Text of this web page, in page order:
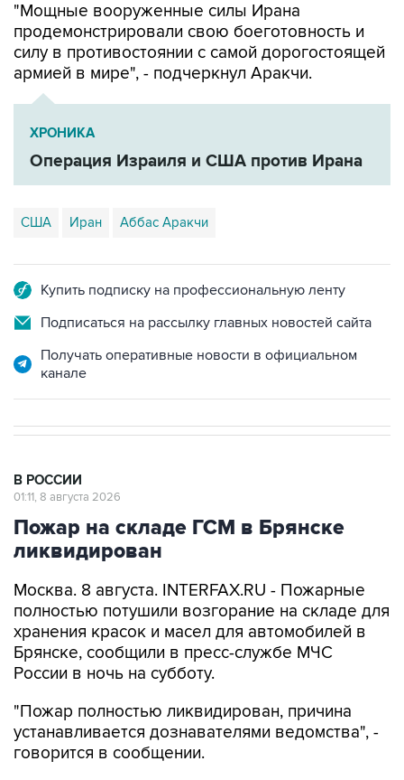
"Мощные вооруженные силы Ирана
продемонстрировали свою боеготовность и
силу в противостоянии с самой дорогостоящей
армией в мире", - подчеркнул Аракчи.
ХРОНИКА
Операция Израиля и США против Ирана
США Иран Аббас Аракчи
Купить подписку на профессиональную ленту
Подписаться на рассылку главных новостей сайта
Получать оперативные новости в официальном
канале
В РОССИИ
01:11, 8 августа 2026
Пожар на складе ГСМ в Брянске
ликвидирован
Москва. 8 августа. INTERFAX.RU - Пожарные
полностью потушили возгорание на складе для
хранения красок и масел для автомобилей в
Брянске, сообщили в пресс-службе МЧС
России в ночь на субботу.
"Пожар полностью ликвидирован, причина
устанавливается дознавателями ведомства", -
говорится в сообщении.